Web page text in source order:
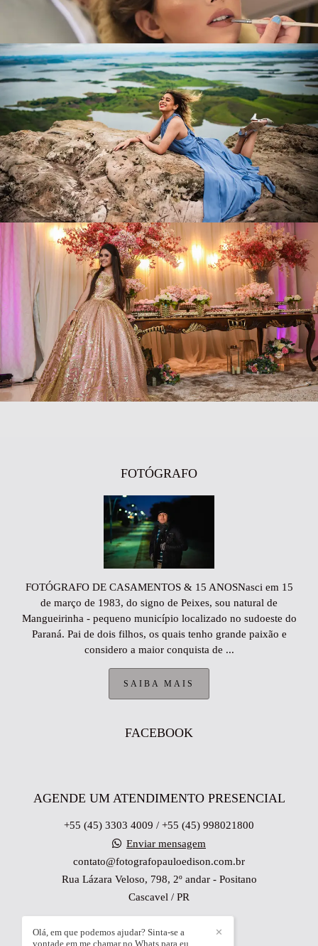
FOTÓGRAFO
FOTÓGRAFO DE CASAMENTOS & 15 ANOSNasci em 15
de março de 1983, do signo de Peixes, sou natural de
Mangueirinha - pequeno município localizado no sudoeste do
Paraná. Pai de dois filhos, os quais tenho grande paixão e
considero a maior conquista de ...
SAIBA MAIS
FACEBOOK
AGENDE UM ATENDIMENTO PRESENCIAL
+55 (45) 3303 4009 / +55 (45) 998021800
Enviar mensagem
contato@fotografopauloedison.com.br
Rua Lázara Veloso, 798, 2º andar - Positano
Cascavel / PR
✕
Olá, em que podemos ajudar? Sinta-se a
vontade em me chamar no Whats para eu